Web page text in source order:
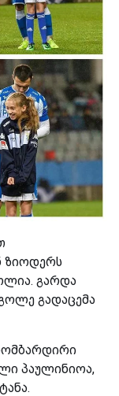
ზიოდერს
გარდა
გადაცემა
პაულინიოა,